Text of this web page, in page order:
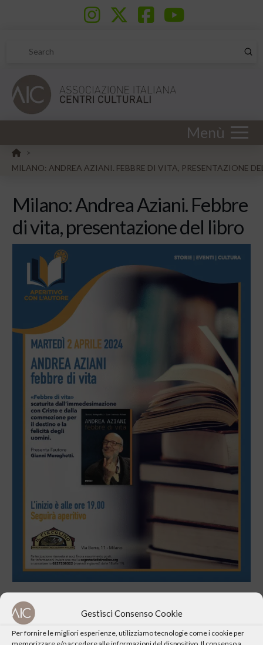
Gestisci Consenso Cookie
Per fornire le migliori esperienze, utilizziamo tecnologie come i cookie per
memorizzare e/o accedere alle informazioni del dispositivo. Il consenso a
Search
Menù
HOME
>
MILANO: ANDREA AZIANI. FEBBRE DI VITA, PRESENTAZIONE
Milano: Andrea Aziani. Febbre
di vita, presentazione del libro